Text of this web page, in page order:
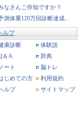
なさんご存知ですか？
測体重120万回診断達成...
ルプ
康診断
体験談
＆A
辞典
ノート
脳トレ
じめての方
利用規約
ルプ
サイトマップ